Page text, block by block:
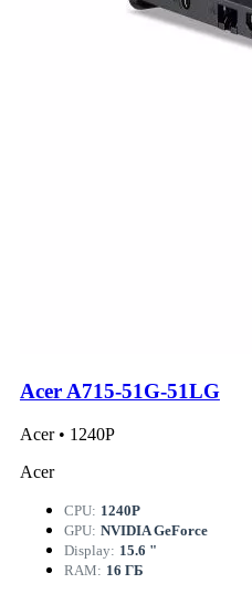
Acer A715-51G-51LG
Acer • 1240P
Acer
CPU: 1240P
GPU: NVIDIA GeForce
Display: 15.6 "
RAM: 16 ГБ